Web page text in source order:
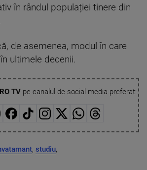
în rândul populației tinere din
de asemenea, modul în care
ultimele decenii.
TVpe canalul de social media preferat:
, studiu,